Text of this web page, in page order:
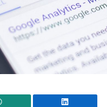
WhatsApp